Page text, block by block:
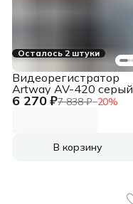
Осталось 2 штуки
6 270 ₽7 838 ₽−20%
Видеорегистратор
Artway AV-420 серый
2Mpix 1920x1080
В корзину